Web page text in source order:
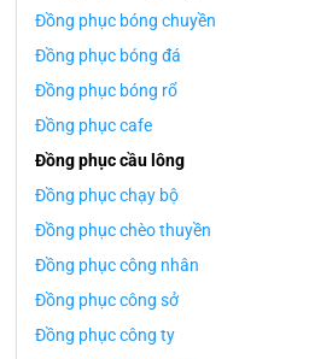
Đồng phục bóng chuyền
Đồng phục bóng đá
Đồng phục bóng rổ
Đồng phục cafe
Đồng phục cầu lông
Đồng phục chạy bộ
Đồng phục chèo thuyền
Đồng phục công nhân
Đồng phục công sở
Đồng phục công ty